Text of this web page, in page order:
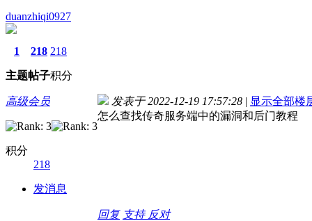
duanzhiqi0927
1
主题
218
帖子
218
积分
高级会员
积分
218
发消息
发表于 2022-12-19 17:57:28 | 显示全部楼
怎么查找传奇服务端中的漏洞和后门教程
回复 支持 反对